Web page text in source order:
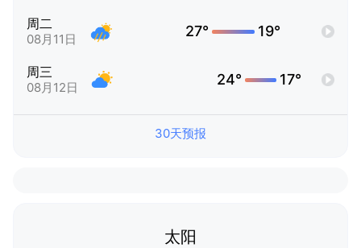
周二
08月11日 27° 19°
周三
08月12日 24° 17°
30天预报
太阳